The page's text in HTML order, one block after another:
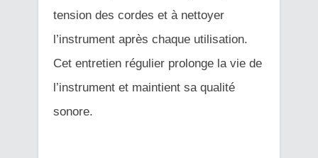
tension des cordes et à nettoyer
l’instrument après chaque utilisation.
Cet entretien régulier prolonge la vie de
l’instrument et maintient sa qualité
sonore.